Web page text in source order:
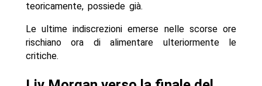
teoricamente, possiede già.
Le ultime indiscrezioni emerse nelle scorse ore
rischiano ora di alimentare ulteriormente le
critiche.